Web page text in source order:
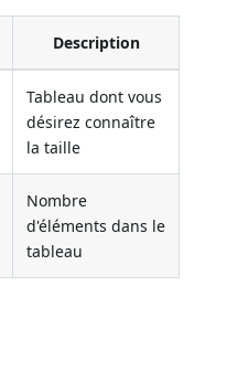
Description
Tableau dont vous
désirez connaître
la taille
Nombre
d'éléments dans le
tableau